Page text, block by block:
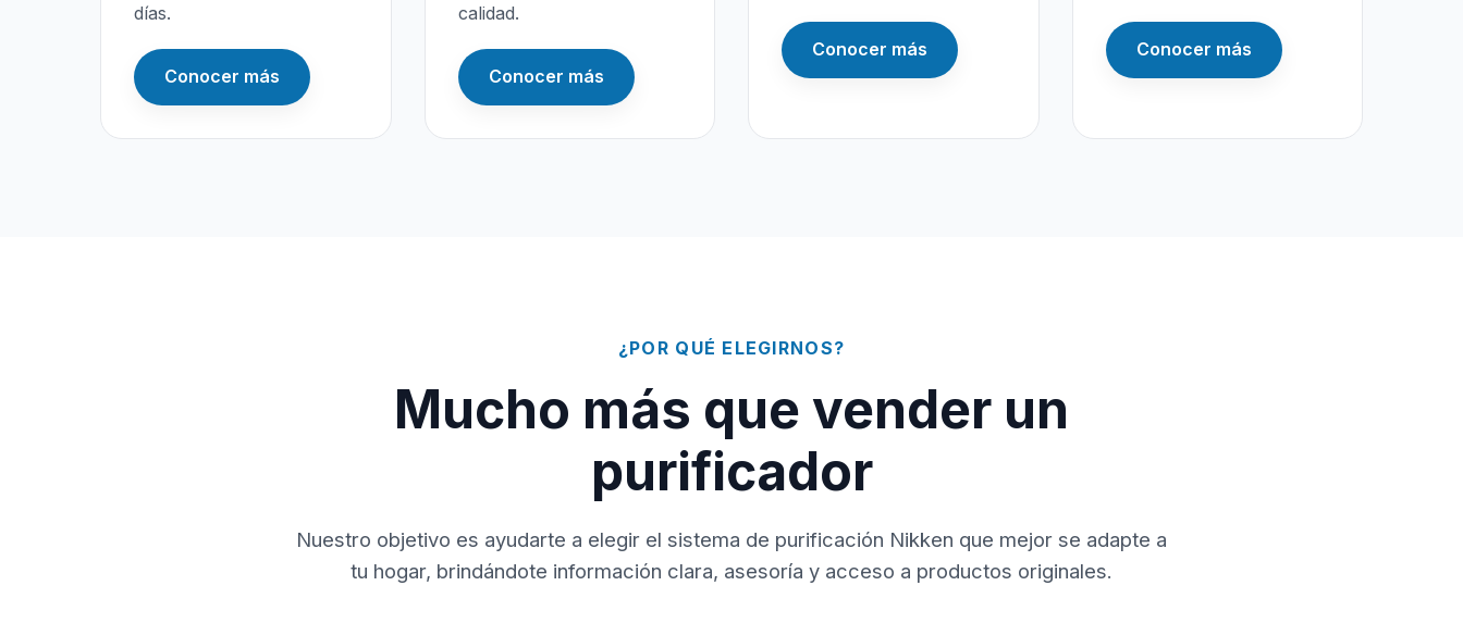
días.
Conocer más
calidad.
Conocer más
Conocer más Conocer más
¿POR QUÉ ELEGIRNOS?
Mucho más que vender un
purificador
Nuestro objetivo es ayudarte a elegir el sistema de purificación Nikken que mejor se adapte a
tu hogar, brindándote información clara, asesoría y acceso a productos originales.